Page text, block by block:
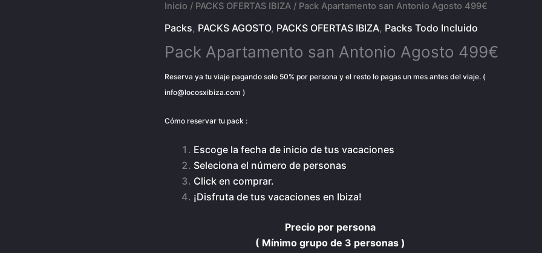
Inicio / PACKS OFERTAS IBIZA / Pack Apartamento san Antonio Agosto 499€
Packs, PACKS AGOSTO, PACKS OFERTAS IBIZA, Packs Todo Incluido
Pack Apartamento san Antonio Agosto 499€
Reserva ya tu viaje pagando solo 50% por persona y el resto lo pagas un mes antes del viaje. (
info@locosxibiza.com )
Cómo reservar tu pack :
Escoge la fecha de inicio de tus vacaciones
Seleciona el número de personas
Click en comprar.
¡Disfruta de tus vacaciones en Ibiza!
Precio por persona
( Mínimo grupo de 3 personas )